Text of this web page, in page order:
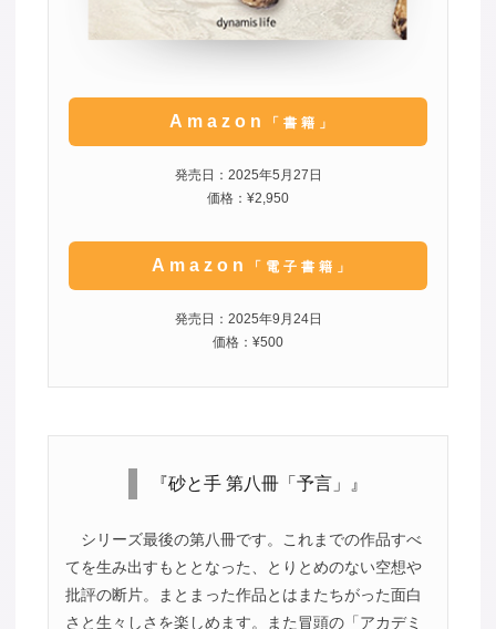
Amazon 「書籍」
発売日：2025年5月27日
価格：¥2,950
Amazon 「電子書籍」
発売日：2025年9月24日
価格：¥500
『砂と手 第八冊「予言」』
シリーズ最後の第八冊です。これまでの作品すべ
てを生み出すもととなった、とりとめのない空想や
批評の断片。まとまった作品とはまたちがった面白
さと生々しさを楽しめます。また冒頭の「アカデミ